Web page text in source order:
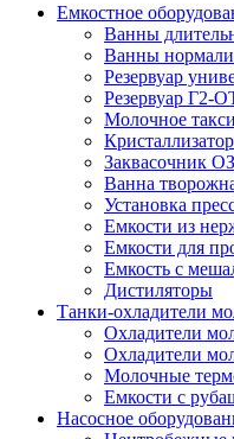
Емкостное
Ванны
Ванны
Резервуар
Резервуар Г2-
Молочное такси
Заквасочник
Ванна
Установка
Емкости из
Емкости для
Емкость с
Дистиляторы
Танки-охладители
Охладители
Охладители
Молочные
Емкости с
Насосное